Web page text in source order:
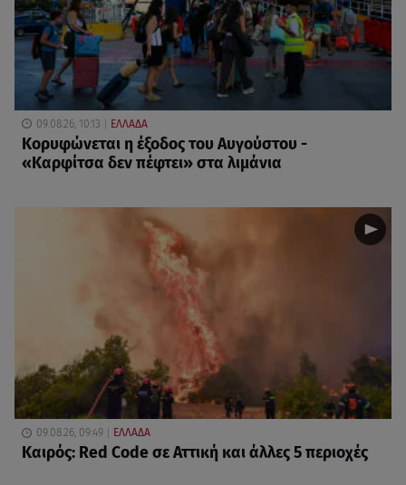
09.08.26, 10:13 ΕΛΛΑΔΑ
Κορυφώνεται η έξοδος του Αυγούστου -
«Καρφίτσα δεν πέφτει» στα λιμάνια
09.08.26, 09:49 ΕΛΛΑΔΑ
Καιρός: Red Code σε Αττική και άλλες 5 περιοχές